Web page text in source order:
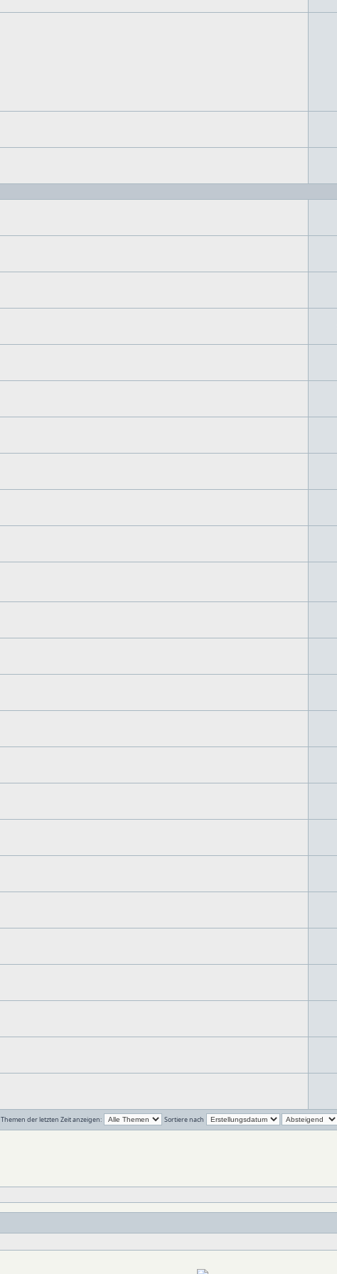
Themen der letzten Zeit anzeigen: Sortiere nach